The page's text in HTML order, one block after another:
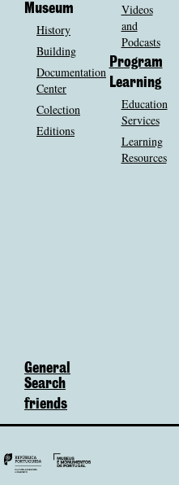
Museum
History
Building
Documentation
Center
Colection
Editions
Videos
and
Podcasts
Program
Learning
Education
Services
Learning
Resources
General
Search
friends